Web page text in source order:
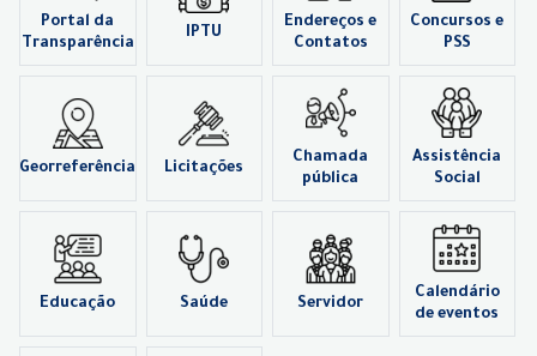
Portal da
Transparência
IPTU
Endereços e
Contatos
Concursos e
PSS
Georreferência Licitações
Chamada
pública
Assistência
Social
Educação Saúde Servidor
Calendário
de eventos